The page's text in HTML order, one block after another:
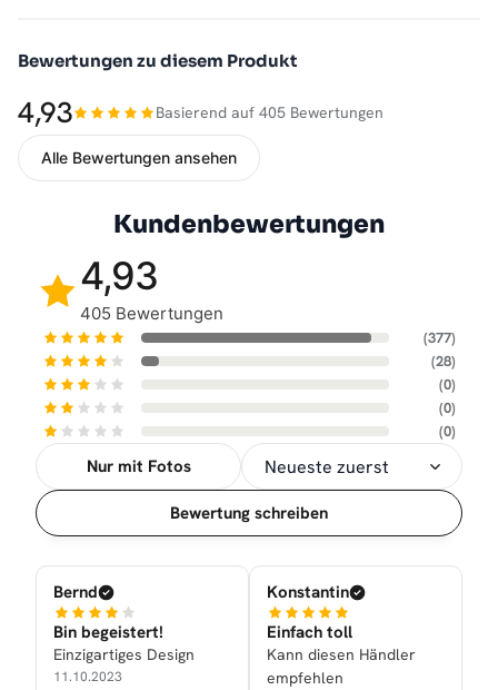
Bewertungen zu diesem Produkt
4,93 Basierend auf 405 Bewertungen
Alle Bewertungen ansehen
Kundenbewertungen
4,93
405 Bewertungen
(377)
(28)
(0)
(0)
(0)
Nur mit Fotos
Sortierung
Bewertung schreiben
Bernd
Bin begeistert!
Einzigartiges Design
11.10.2023
Konstantin
Einfach toll
Kann diesen Händler
empfehlen